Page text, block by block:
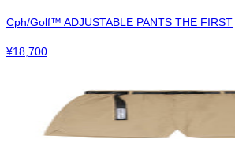
Cph/Golf™︎ ADJUSTABLE PANTS THE FIRST
¥18,700